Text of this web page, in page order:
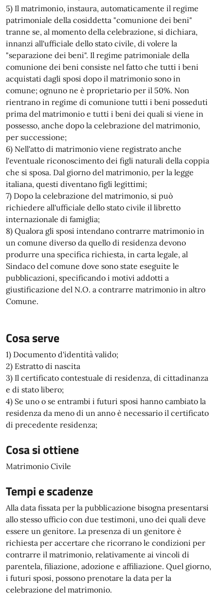
5) Il matrimonio, instaura, automaticamente il regime
patrimoniale della cosiddetta "comunione dei beni"
tranne se, al momento della celebrazione, si dichiara,
innanzi all'ufficiale dello stato civile, di volere la
"separazione dei beni". Il regime patrimoniale della
comunione dei beni consiste nel fatto che tutti i beni
acquistati dagli sposi dopo il matrimonio sono in
comune; ognuno ne è proprietario per il 50%. Non
rientrano in regime di comunione tutti i beni posseduti
prima del matrimonio e tutti i beni dei quali si viene in
possesso, anche dopo la celebrazione del matrimonio,
per successione;
6) Nell'atto di matrimonio viene registrato anche
l'eventuale riconoscimento dei figli naturali della coppia
che si sposa. Dal giorno del matrimonio, per la legge
italiana, questi diventano figli legittimi;
7) Dopo la celebrazione del matrimonio, si può
richiedere all'ufficiale dello stato civile il libretto
internazionale di famiglia;
8) Qualora gli sposi intendano contrarre matrimonio in
un comune diverso da quello di residenza devono
produrre una specifica richiesta, in carta legale, al
Sindaco del comune dove sono state eseguite le
pubblicazioni, specificando i motivi addotti a
giustificazione del N.O. a contrarre matrimonio in altro
Comune.
Cosa serve
1) Documento d'identità valido;
2) Estratto di nascita
3) Il certificato contestuale di residenza, di cittadinanza
e di stato libero;
4) Se uno o se entrambi i futuri sposi hanno cambiato la
residenza da meno di un anno è necessario il certificato
di precedente residenza;
Cosa si ottiene
Matrimonio Civile
Tempi e scadenze
Alla data fissata per la pubblicazione bisogna presentarsi
allo stesso ufficio con due testimoni, uno dei quali deve
essere un genitore. La presenza di un genitore è
richiesta per accertare che ricorrano le condizioni per
contrarre il matrimonio, relativamente ai vincoli di
parentela, filiazione, adozione e affiliazione. Quel giorno,
i futuri sposi, possono prenotare la data per la
celebrazione del matrimonio.